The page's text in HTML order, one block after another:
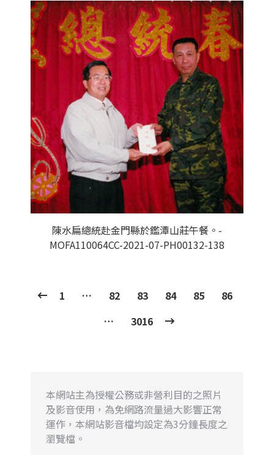
陳水扁總統赴金門縣於鑑潭山莊午餐。-
MOFA110064CC-2021-07-PH00132-138
1 … 82 83 84 85
86
…
3016
本網站主為授權公務或非營利目的之照片
及影音使用，為免網路流量過大影響正常
運作，本網站影音檔均設定為3分鐘長度之
瀏覽檔。